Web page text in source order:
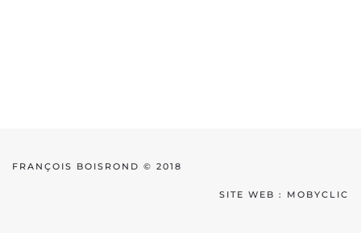
FRANÇOIS BOISROND © 2018
SITE WEB : MOBYCLIC